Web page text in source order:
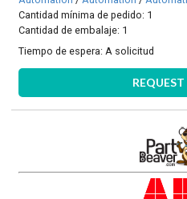
Cantidad mínima de pedido: 1
Cantidad de embalaje: 1
Tiempo de espera: A solicitud